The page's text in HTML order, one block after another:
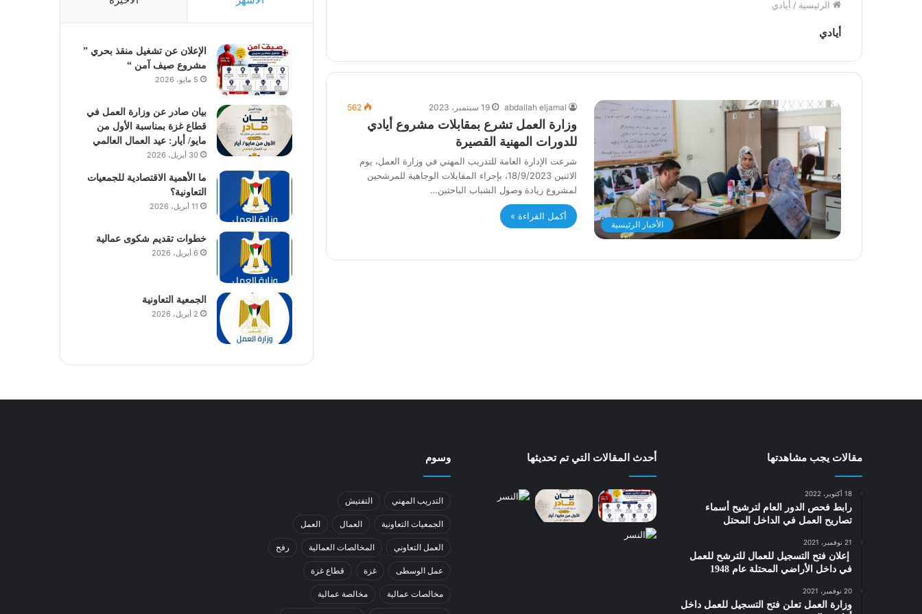
الرئيسية / أيادي
أيادي
الأخبار الرئيسية
abdallah eljamal 19 سبتمبر، 2023 562
وزارة العمل تشرع بمقابلات مشروع أيادي
للدورات المهنية القصيرة
شرعت الإدارة العامة للتدريب المهني في وزارة العمل، يوم
الاثنين 18/9/2023، بإجراء المقابلات الوجاهية للمرشحين
لمشروع زيادة وصول الشباب الباحثين…
أكمل القراءة »
الإعلان عن تشغيل منقذ بحري ”
مشروع صيف آمن “
5 مايو، 2026
بيان صادر عن وزارة العمل في
قطاع غزة بمناسبة الأول من
مايو/ أيار: عيد العمال العالمي
30 أبريل، 2026
ما الأهمية الاقتصادية للجمعيات
التعاونية؟
11 أبريل، 2026
خطوات تقديم شكوى عمالية
6 أبريل، 2026
الجمعية التعاونية
2 أبريل، 2026
مقالات يجب مشاهدتها
18 أكتوبر، 2022
رابط فحص الدور العام لترشيح أسماء
تصاريح العمل في الداخل المحتل
21 نوفمبر، 2021
‎ إعلان فتح التسجيل للعمال للترشح للعمل
في داخل الأراضي المحتلة عام 1948
20 نوفمبر، 2021
وزارة العمل تعلن فتح التسجيل للعمل داخل
أحدث المقالات التي تم تحديثها وسوم
التدريب المهني التفتيش
الجمعيات التعاونية العمال العمل
العمل التعاوني المخالصات العمالية رفح
عمل الوسطى غزة قطاع غزة
مخالصات عمالية مخالصة عمالية